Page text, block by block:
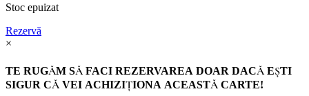
Stoc epuizat
Rezervă
×
TE RUGĂM SĂ FACI REZERVAREA DOAR DACĂ EŞTI
SIGUR CĂ VEI ACHIZIŢIONA ACEASTĂ CARTE!